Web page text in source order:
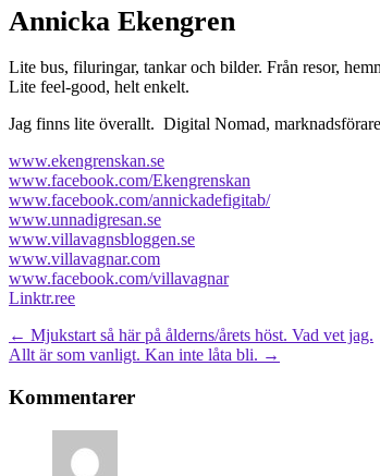
Annicka Ekengren
Lite bus, filuringar, tankar och bilder. Från resor,
Lite feel-good, helt enkelt.
Jag finns lite överallt. Digital Nomad,
www.ekengrenskan.se
www.facebook.com/Ekengrenskan
www.facebook.com/annickadefigitab/
www.unnadigresan.se
www.villavagnsbloggen.se
www.villavagnar.com
www.facebook.com/villavagnar
Linktr.ree
Posts
navigation
← Mjukstart så här på ålderns/årets höst. Vad vet jag.
Allt är som vanligt. Kan inte låta bli. →
Läsarkommentarer
Kommentarer